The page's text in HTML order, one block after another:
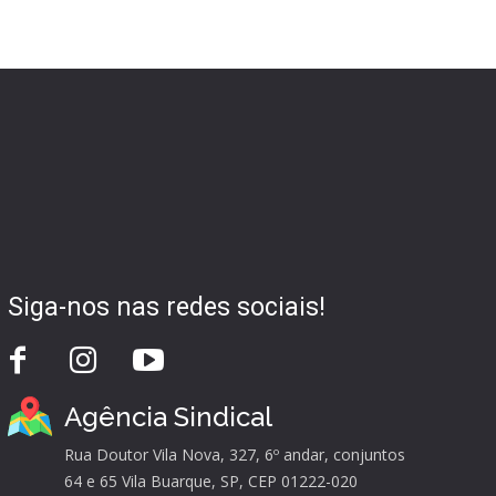
Siga-nos nas redes sociais!
Agência Sindical
Rua Doutor Vila Nova, 327, 6º andar, conjuntos
64 e 65 Vila Buarque, SP, CEP 01222-020